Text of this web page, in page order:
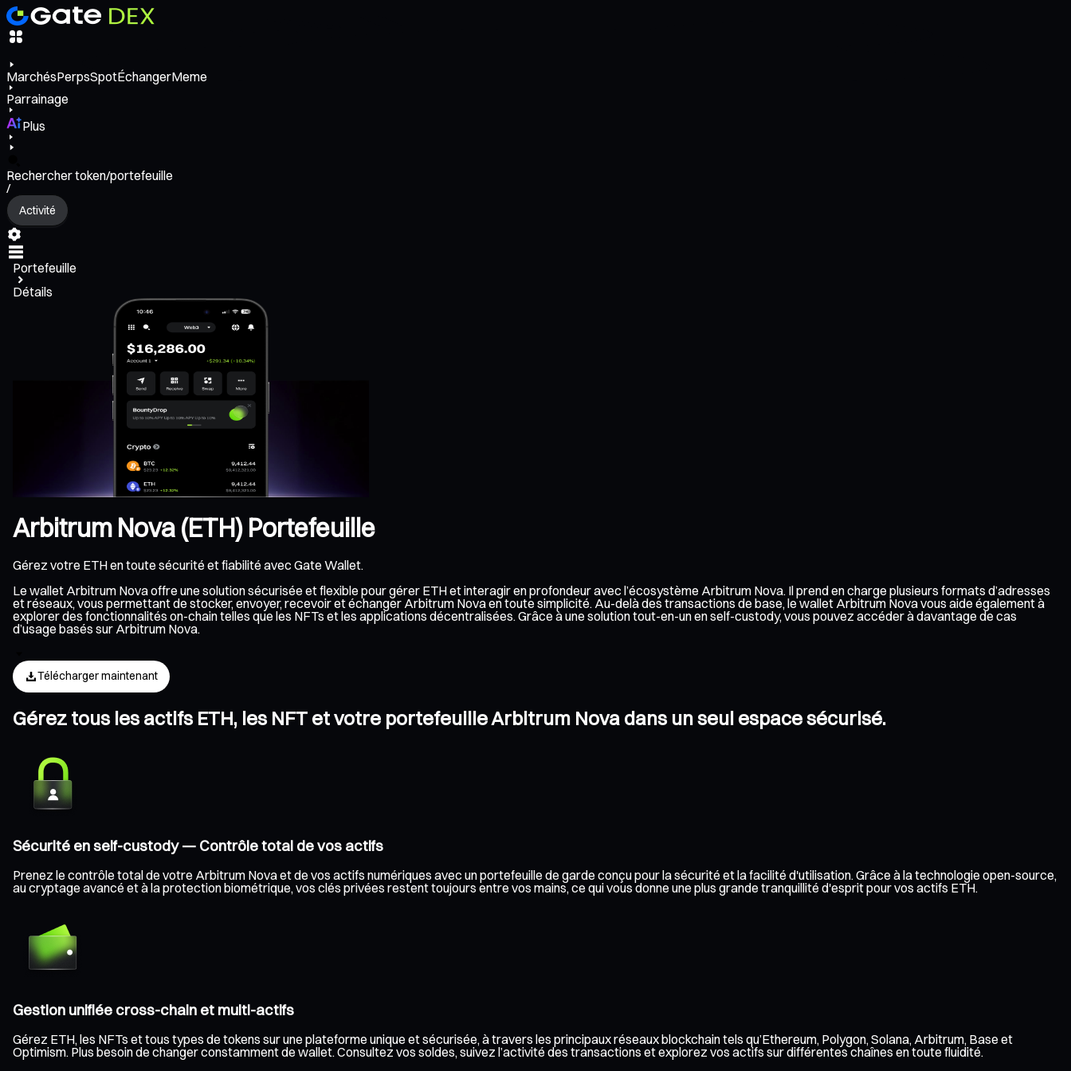
MarchésPerpsSpotÉchangerMeme
Parrainage
Plus
Rechercher token/portefeuille
/
Activité
Portefeuille
Détails
Arbitrum Nova (ETH) Portefeuille
Gérez votre ETH en toute sécurité et fiabilité avec Gate Wallet.
Le wallet Arbitrum Nova offre une solution sécurisée et flexible pour gérer ETH et interagir en profondeur avec l’écosystème Arbitrum Nova. Il prend en charge plusieurs formats d’adresses
et réseaux, vous permettant de stocker, envoyer, recevoir et échanger Arbitrum Nova en toute simplicité. Au-delà des transactions de base, le wallet Arbitrum Nova vous aide également à
explorer des fonctionnalités on-chain telles que les NFTs et les applications décentralisées. Grâce à une solution tout-en-un en self-custody, vous pouvez accéder à davantage de cas
d’usage basés sur Arbitrum Nova.
Télécharger maintenant
Gérez tous les actifs ETH, les NFT et votre portefeuille Arbitrum Nova dans un seul espace sécurisé.
Sécurité en self-custody — Contrôle total de vos actifs
Prenez le contrôle total de votre Arbitrum Nova et de vos actifs numériques avec un portefeuille de garde conçu pour la sécurité et la facilité d'utilisation. Grâce à la technologie open-source,
au cryptage avancé et à la protection biométrique, vos clés privées restent toujours entre vos mains, ce qui vous donne une plus grande tranquillité d'esprit pour vos actifs ETH.
Gestion unifiée cross-chain et multi-actifs
Gérez ETH, les NFTs et tous types de tokens sur une plateforme unique et sécurisée, à travers les principaux réseaux blockchain tels qu’Ethereum, Polygon, Solana, Arbitrum, Base et
Optimism. Plus besoin de changer constamment de wallet. Consultez vos soldes, suivez l’activité des transactions et explorez vos actifs sur différentes chaînes en toute fluidité.